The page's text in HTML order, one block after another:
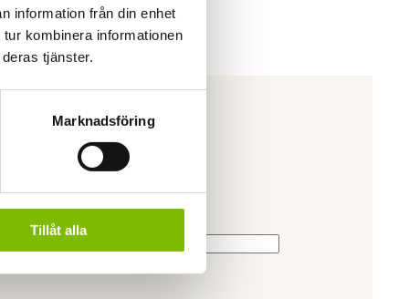
information från din enhet
kombinera informationen
tjänster.
Marknadsföring
Tillåt alla